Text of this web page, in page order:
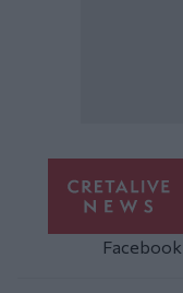
Facebook